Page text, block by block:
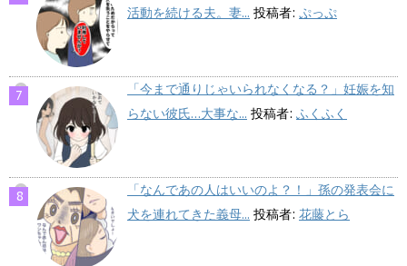
活動を続ける夫。妻... 投稿者: ぷっぷ
「今まで通りじゃいられなくなる？」妊娠を知
らない彼氏…大事な... 投稿者: ふくふく
「なんであの人はいいのよ？！」孫の発表会に
犬を連れてきた義母... 投稿者: 花藤とら